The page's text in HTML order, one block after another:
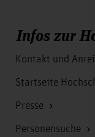
Infos zur
Kontakt und
Startseite
Presse
Personensuche